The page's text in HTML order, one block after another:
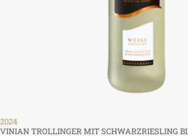
2024
VINIAN TROLLINGER MIT SCHWARZRIESLING